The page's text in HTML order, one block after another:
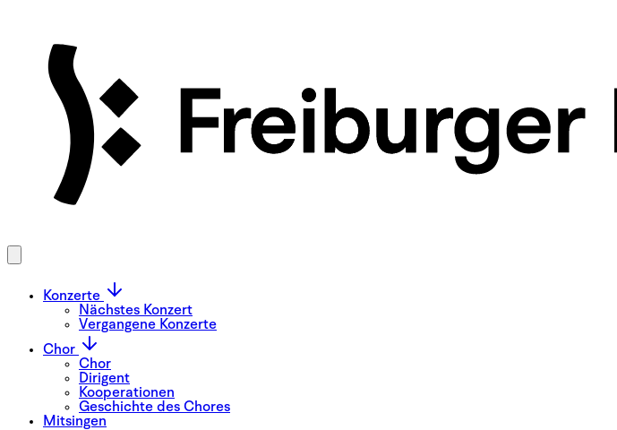
Konzerte
Nächstes Konzert
Vergangene Konzerte
Chor
Chor
Dirigent
Kooperationen
Geschichte des Chores
Mitsingen